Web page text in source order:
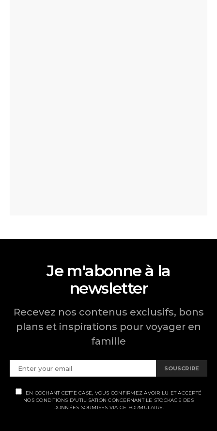
Je m'abonne à la
newsletter
Recevez nos contenus exclusifs, bons
plans et inspirations pour voyager en
famille
SOUSCRIRE
EN COCHANT CETTE CASE, VOUS CONFIRMEZ AVOIR LU ET ACCEPTÉ
NOS CONDITIONS D'UTILISATION CONCERNANT LE STOCKAGE DES
DONNÉES SOUMISES VIA CE FORMULAIRE.